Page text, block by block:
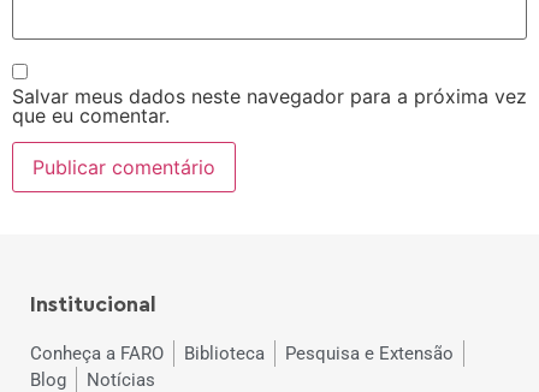
Salvar meus dados neste navegador para a próxima vez
que eu comentar.
Institucional
Conheça a FARO Biblioteca
Pesquisa e Extensão
Blog
Notícias